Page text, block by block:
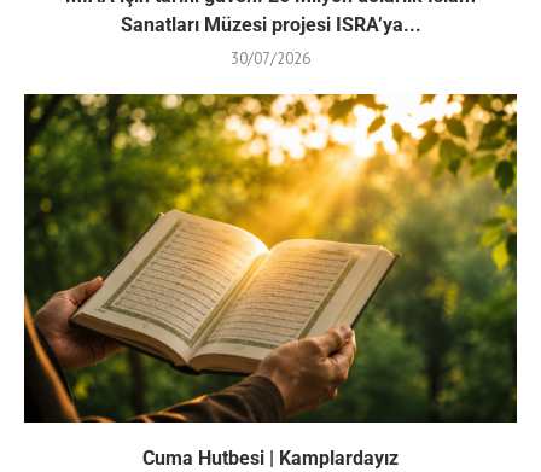
Sanatları Müzesi projesi ISRA’ya...
30/07/2026
Cuma Hutbesi | Kamplardayız